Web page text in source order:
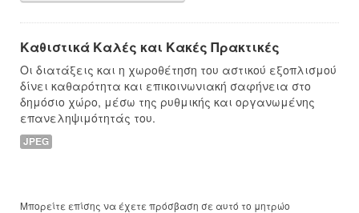
Καθιστικά Καλές και Κακές Πρακτικές
Οι διατάξεις και η χωροθέτηση του αστικού εξοπλισμού
δίνει καθαρότητα και επικοινωνιακή σαφήνεια στο
δημόσιο χώρο, μέσω της ρυθμικής και οργανωμένης
επανεληψιμότητάς του.
JPEG
Μπορείτε επίσης να έχετε πρόσβαση σε αυτό το μητρώο